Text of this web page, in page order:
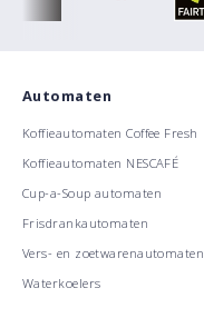
Automaten
Koffieautomaten Coffee Fresh
Koffieautomaten NESCAFÉ
Cup-a-Soup automaten
Frisdrankautomaten
Vers- en zoetwarenautomaten
Waterkoelers